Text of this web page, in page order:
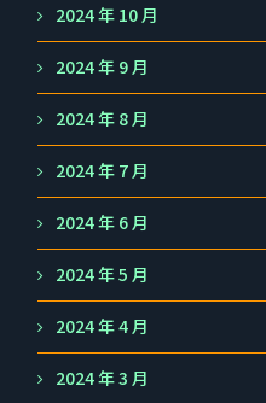
2024 年 10 月
2024 年 9 月
2024 年 8 月
2024 年 7 月
2024 年 6 月
2024 年 5 月
2024 年 4 月
2024 年 3 月